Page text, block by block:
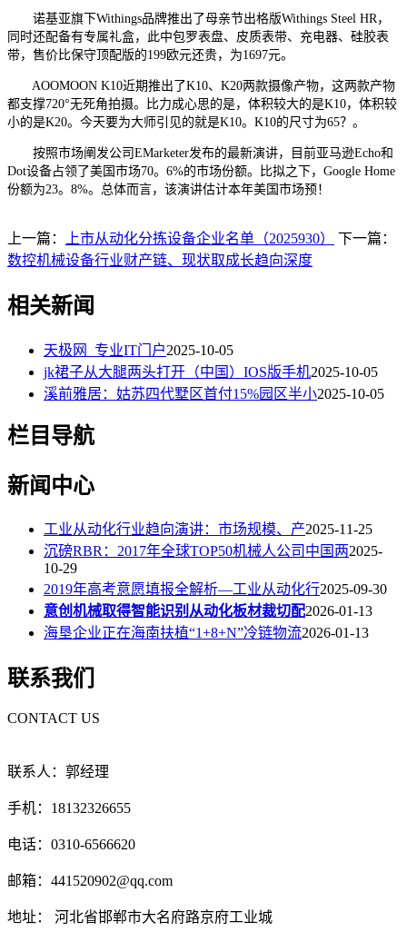
诺基亚旗下Withings品牌推出了母亲节出格版Withings Steel HR，
同时还配备有专属礼盒，此中包罗表盘、皮质表带、充电器、硅胶表
带，售价比保守顶配版的199欧元还贵，为1697元。
AOOMOON K10近期推出了K10、K20两款摄像产物，这两款产物
都支撑720°无死角拍摄。比力成心思的是，体积较大的是K10，体积较
小的是K20。今天要为大师引见的就是K10。K10的尺寸为65？。
按照市场阐发公司EMarketer发布的最新演讲，目前亚马逊Echo和
Dot设备占领了美国市场70。6%的市场份额。比拟之下，Google Home
份额为23。8%。总体而言，该演讲估计本年美国市场预！
上一篇： 上市从动化分拣设备企业名单（2025930）
下一篇：
数控机械设备行业财产链、现状取成长趋向深度
相关新闻
天极网_专业IT门户2025-10-05
jk裙子从大腿两头打开（中国）IOS版手机2025-10-05
溪前雅居：姑苏四代墅区首付15%园区半小2025-10-05
栏目导航
新闻中心
工业从动化行业趋向演讲：市场规模、产2025-11-25
沉磅RBR：2017年全球TOP50机械人公司中国两2025-
10-29
2019年高考意愿填报全解析—工业从动化行2025-09-30
意创机械取得智能识别从动化板材裁切配2026-01-13
海垦企业正在海南扶植“1+8+N”冷链物流2026-01-13
联系我们
CONTACT US
联系人：郭经理
手机：18132326655
电话：0310-6566620
邮箱：441520902@qq.com
地址： 河北省邯郸市大名府路京府工业城